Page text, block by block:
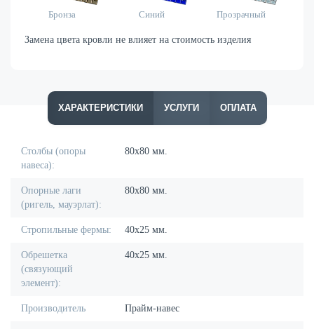
Бронза Синий Прозрачный
Замена цвета кровли не влияет на стоимость изделия
ХАРАКТЕРИСТИКИ УСЛУГИ ОПЛАТА
Столбы (опоры
навеса):
80х80 мм.
Опорные лаги
(ригель, мауэрлат):
80х80 мм.
Стропильные фермы: 40х25 мм.
Обрешетка
(связующий
элемент):
40х25 мм.
Производитель Прайм-навес